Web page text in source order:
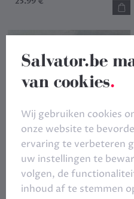
Salvator.be
van cookies.
Wij gebruiken cookies
onze website te
ervaring te verbeteren
uw instellingen te
volgen, de
inhoud af te stemmen